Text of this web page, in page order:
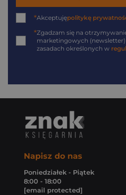
*Akceptujępolitykę
*Zgadzam się na
marketingowych
zasadach określonych w
Napisz do nas
Poniedziałek - Piątek
8:00 - 18:00
[email protected]